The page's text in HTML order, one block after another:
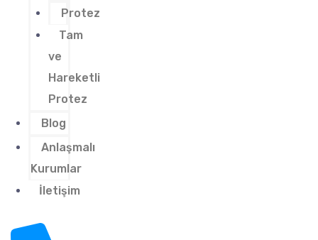
Protez
Tam
ve
Hareketli
Protez
Blog
Anlaşmalı
Kurumlar
İletişim